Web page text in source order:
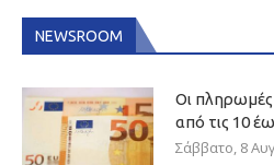
NEWSROOM
Οι
από τις 10
Σάββατο, 8